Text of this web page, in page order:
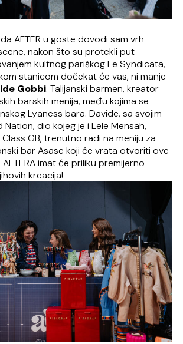
AFTER u goste dovodi sam vrh
nakon što su protekli put
kultnog pariškog Le Syndicata,
stanicom dočekat će vas, ni manje
Gobbi. Talijanski barmen, kreator
barskih menija, među kojima se
Lyaness bara. Davide, sa svojim
dio kojeg je i Lele Mensah,
GB, trenutno radi na meniju za
bar Asase koji će vrata otvoriti ove
imat će priliku premijerno
kreacija!